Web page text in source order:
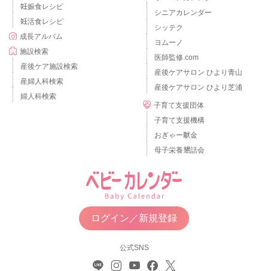
妊娠食レシピ
妊活食レシピ
成長アルバム
施設検索
産後ケア施設検索
産婦人科検索
婦人科検索
シニアカレンダー
シッテク
ヨムーノ
医師監修.com
産後ケアサロン ひより青山
産後ケアサロン ひより芝浦
子育て支援団体
子育て支援機構
おぎゃー献金
母子栄養懇話会
ログイン／新規登録
公式SNS